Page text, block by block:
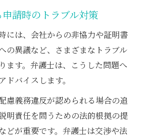
請時のトラブル対策
には、会社からの非協力や証明書
の異議など、さまざまなトラブル
ます。弁護士は、こうした問題へ
ドバイスします。
慮義務違反が認められる場合の追
明責任を問うための法的根拠の提
どが重要です。弁護士は交渉や法